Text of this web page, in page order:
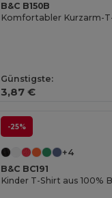
B&C B150B
Günstigste:
3,87 €
-25%
+4
B&C BC191
Kinder T-Shirt aus 100%